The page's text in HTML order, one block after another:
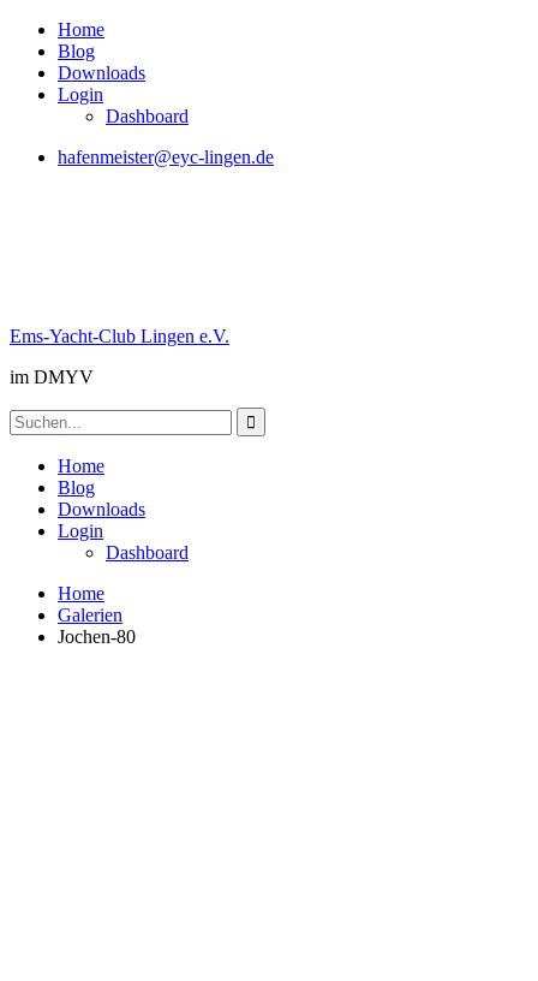
Skip
content
Home
Blog
Downloads
Login
Dashboard
hafenmeister@eyc-lingen.de
Ems-Yacht-Club Lingen e.V.
im DMYV
Search
for:
Home
Blog
Downloads
Login
Dashboard
Home
Galerien
Jochen-80